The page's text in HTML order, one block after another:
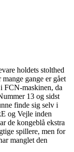
holdets stolthed
gange er gået
FCN-maskinen, da
13 og sidst
finde sig selv i
og Vejle inden
de kongeblå ekstra
spillere, men for
manglet den